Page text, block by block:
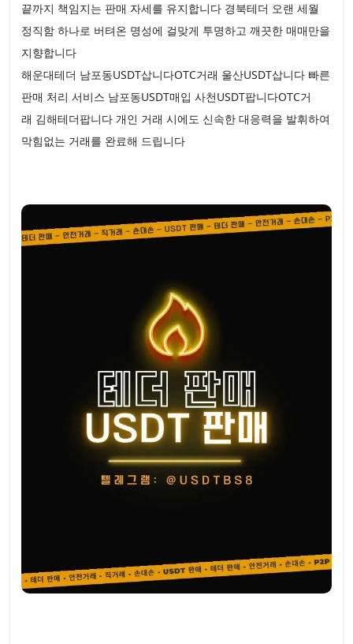
끝까지 책임지는 판매 자세를 유지합니다 경북테더 오랜 세월
정직함 하나로 버텨온 명성에 걸맞게 투명하고 깨끗한 매매만을
지향합니다
해운대테더 남포동USDT삽니다OTC거래 울산USDT삽니다 빠른
판매 처리 서비스 남포동USDT매입 사천USDT팝니다OTC거
래 김해테더팝니다 개인 거래 시에도 신속한 대응력을 발휘하여
막힘없는 거래를 완료해 드립니다